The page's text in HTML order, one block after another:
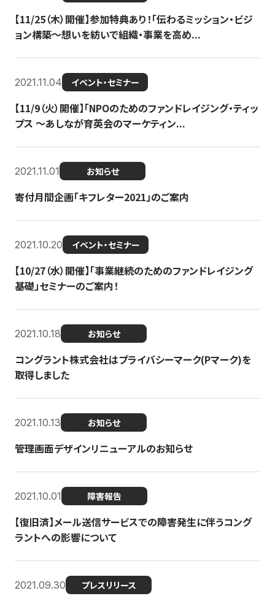
【11/25（木）開催】参加特典あり！「伝わるミッション・ビジ
ョン構築〜想いを紡いで組織・事業を高め...
2021.11.04 イベント・セミナー
【11/9（火）開催】「NPOのためのファンドレイジング・ティッ
プス 〜あしなが育英会のマーケティン...
2021.11.01 お知らせ
寄付月間企画「キフレター2021」のご案内
2021.10.20 イベント・セミナー
【10/27（水）開催】「事業継続のためのファンドレイジング
基礎」セミナーのご案内！
2021.10.18 お知らせ
コングラント株式会社はプライバシーマーク(Pマーク)を
取得しました
2021.10.13 お知らせ
管理画面デザインリニューアルのお知らせ
2021.10.01 障害報告
【復旧済】メール送信サービスでの障害発生に伴うコング
ラントへの影響について
2021.09.30 プレスリリース